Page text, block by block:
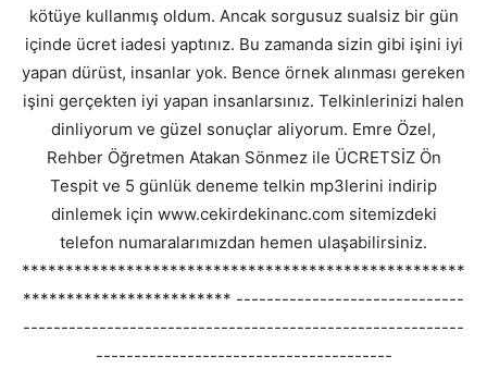
kötüye kullanmış oldum. Ancak sorgusuz sualsiz bir gün
içinde ücret iadesi yaptınız. Bu zamanda sizin gibi işini iyi
yapan dürüst, insanlar yok. Bence örnek alınması gereken
işini gerçekten iyi yapan insanlarsınız. Telkinlerinizi halen
dinliyorum ve güzel sonuçlar aliyorum. Emre Özel,
Rehber Öğretmen Atakan Sönmez ile ÜCRETSİZ Ön
Tespit ve 5 günlük deneme telkin mp3lerini indirip
dinlemek için www.cekirdekinanc.com sitemizdeki
telefon numaralarımızdan hemen ulaşabilirsiniz.
***************************************************
************************ ------------------------------
----------------------------------------------------------
---------------------------------------